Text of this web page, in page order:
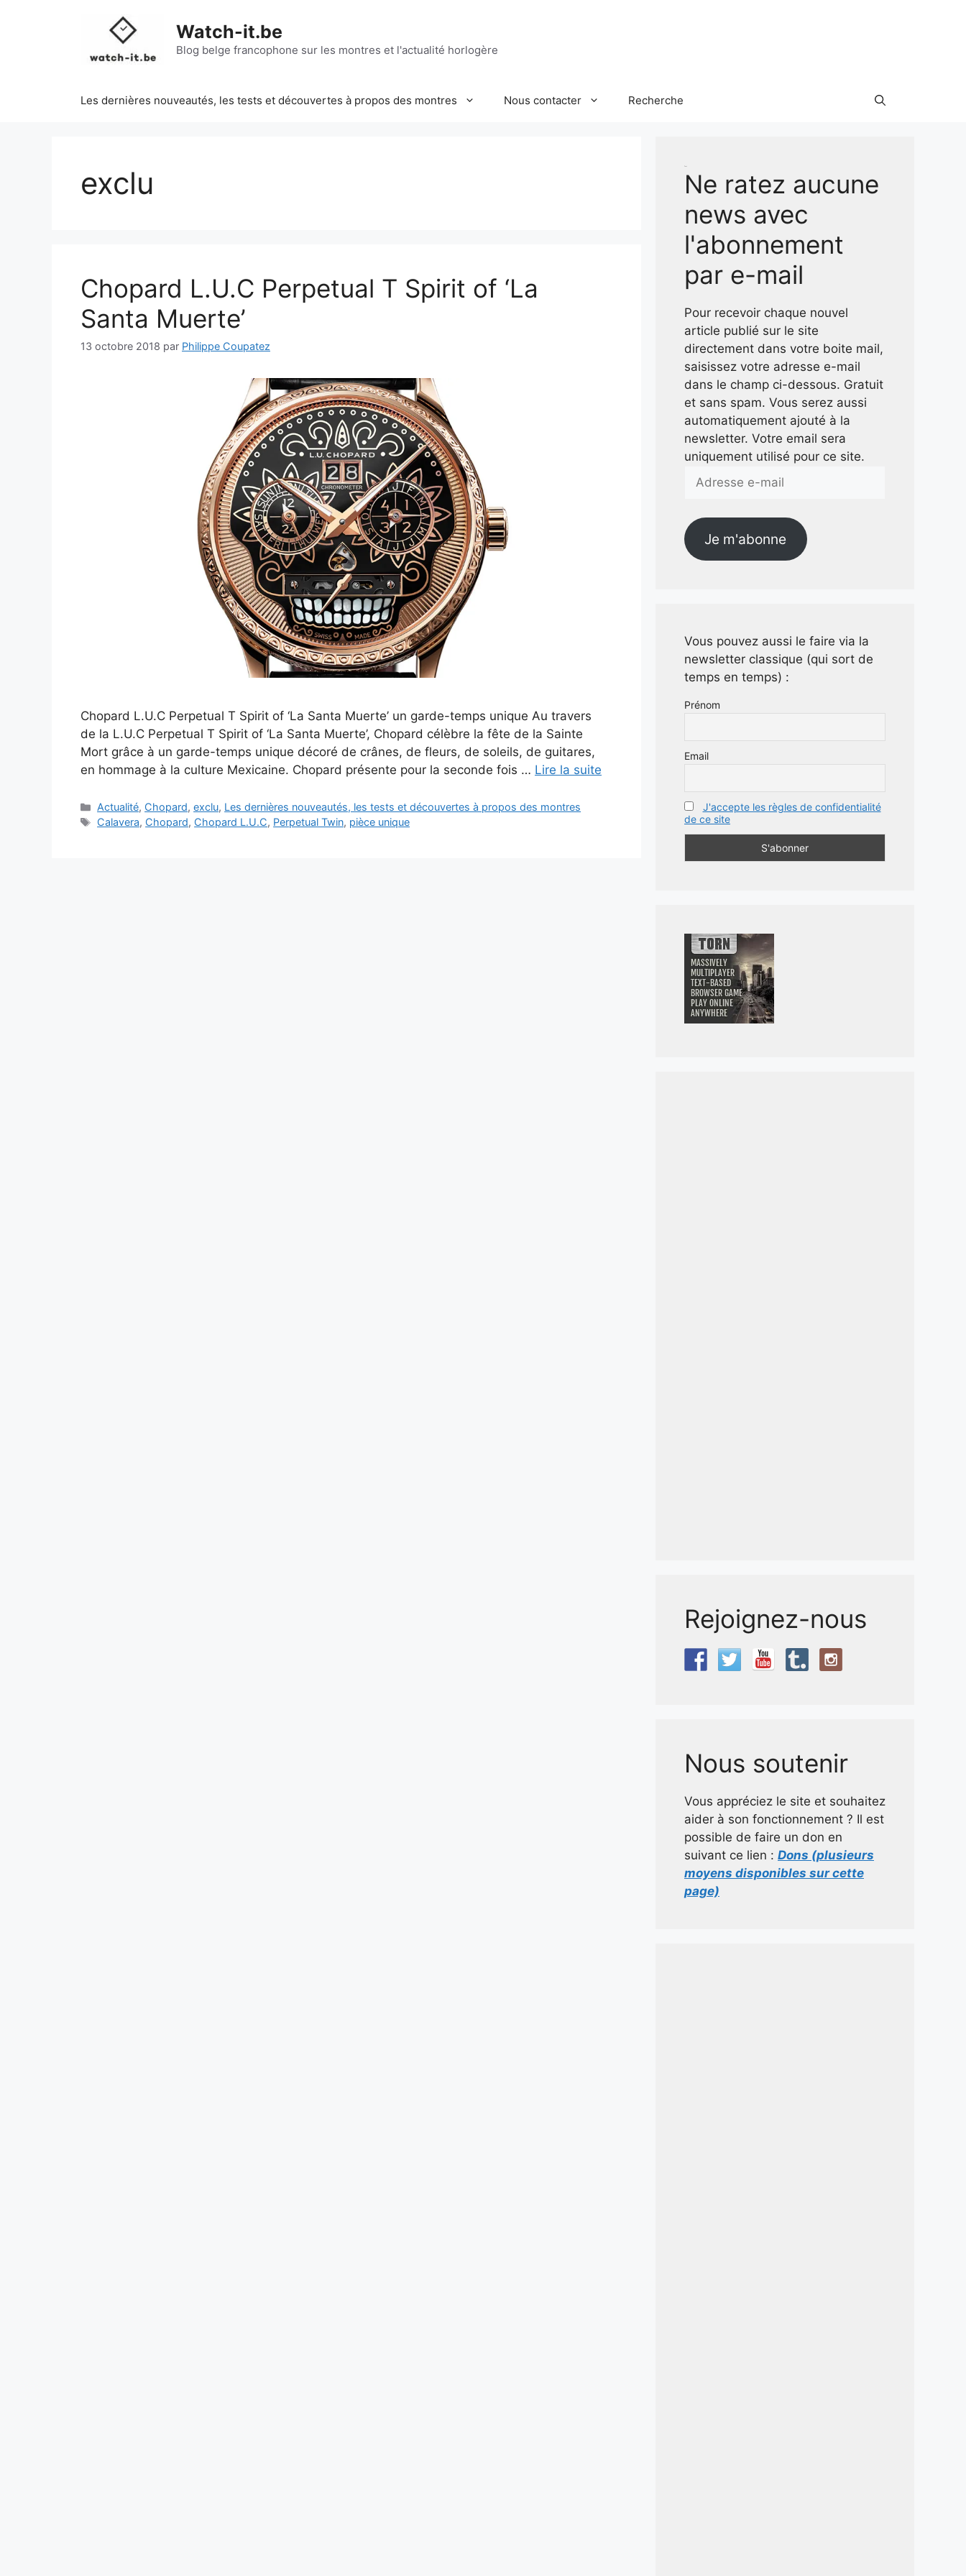
Watch-it.be
Blog belge francophone sur les montres et l'actualité horlogère
Les dernières nouveautés, les tests et découvertes à propos des montres Nous contacter Recherche
exclu
Chopard L.U.C Perpetual T Spirit of ‘La
Santa Muerte’
13 octobre 2018 par Philippe Coupatez
Chopard L.U.C Perpetual T Spirit of ‘La Santa Muerte’ un garde-temps unique Au travers
de la L.U.C Perpetual T Spirit of ‘La Santa Muerte’, Chopard célèbre la fête de la Sainte
Mort grâce à un garde-temps unique décoré de crânes, de fleurs, de soleils, de guitares,
en hommage à la culture Mexicaine. Chopard présente pour la seconde fois … Lire la suite
Catégories
Actualité, Chopard,exclu, Les dernières nouveautés, les tests et découvertes à propos des montres
Étiquettes
Calavera, Chopard, Chopard L.U.C, Perpetual Twin, pièce unique
Ne ratez aucune
news avec
l'abonnement
par e-mail
Pour recevoir chaque nouvel
article publié sur le site
directement dans votre boite mail,
saisissez votre adresse e-mail
dans le champ ci-dessous. Gratuit
et sans spam. Vous serez aussi
automatiquement ajouté à la
newsletter. Votre email sera
uniquement utilisé pour ce site.
e-
Je m'abonne
Vous pouvez aussi le faire via la
newsletter classique (qui sort de
temps en temps) :
Prénom
Email
J'accepte les règles de confidentialité
de ce site
Rejoignez-nous
Nous soutenir
Vous appréciez le site et souhaitez
aider à son fonctionnement ? Il est
possible de faire un don en
suivant ce lien : Dons (plusieurs
moyens disponibles sur cette
page)